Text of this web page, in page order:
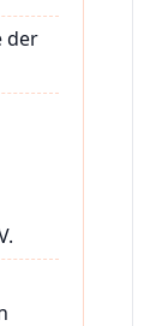
der